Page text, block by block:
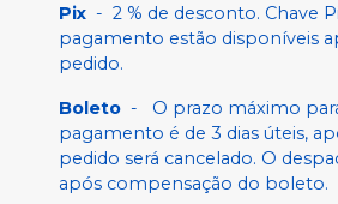
Pix - 2 % de desconto. Chave
pagamento estão disponíveis
pedido.
Boleto -
O prazo máximo
pagamento é de 3 dias úteis,
pedido será cancelado. O
após compensação do boleto.